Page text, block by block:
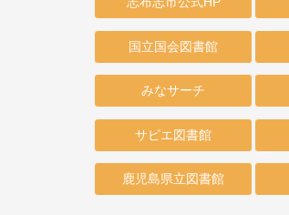
国立国会図書館
みなサーチ
サピエ図書館
鹿児島県立図書館